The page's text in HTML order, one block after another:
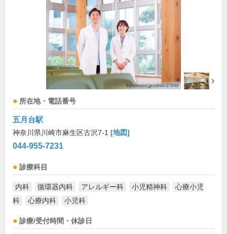
所在地・電話番号
五月台駅
神奈川県川崎市麻生区古沢7-1 [地図]
044-955-7231
診療科目
内科 循環器内科 アレルギー科 小児精神科
心療小児
科
心療内科 小児科
診療/受付時間・休診日